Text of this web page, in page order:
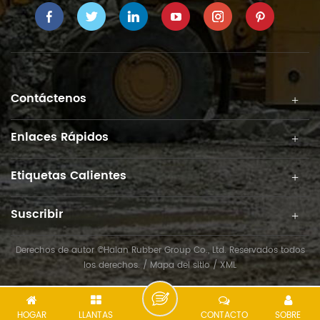
Contáctenos
Enlaces Rápidos
Etiquetas Calientes
Suscribir
Derechos de autor ©Haian Rubber Group Co., Ltd. Reservados todos
los derechos. / Mapa del sitio/XML
HOGAR LLANTAS SOBRE
CONTACTO